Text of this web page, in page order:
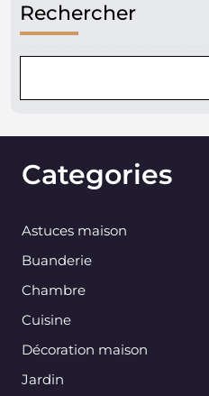
Rechercher
Categories
Astuces maison
Buanderie
Chambre
Cuisine
Décoration maison
Jardin